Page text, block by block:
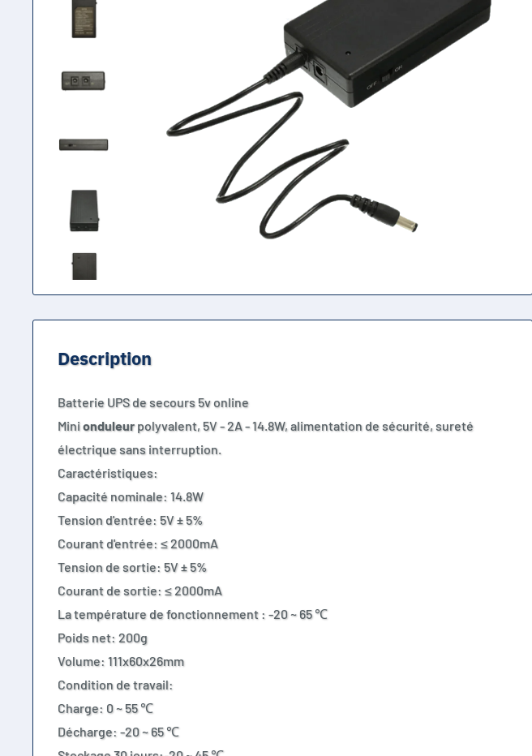
Description
Batterie UPS de secours 5v online
Minionduleurpolyvalent, 5V - 2A - 14.8W, alimentation de sécurité, sureté
électrique sans interruption.
Caractéristiques:
Capacité nominale: 14.8W
Tension d'entrée: 5V ± 5%
Courant d'entrée: ≤ 2000mA
Tension de sortie: 5V ± 5%
Courant de sortie: ≤ 2000mA
La température de fonctionnement : -20 ~ 65 ℃
Poids net: 200g
Volume: 111x60x26mm
Condition de travail:
Charge: 0 ~ 55 ℃
Décharge: -20 ~ 65 ℃